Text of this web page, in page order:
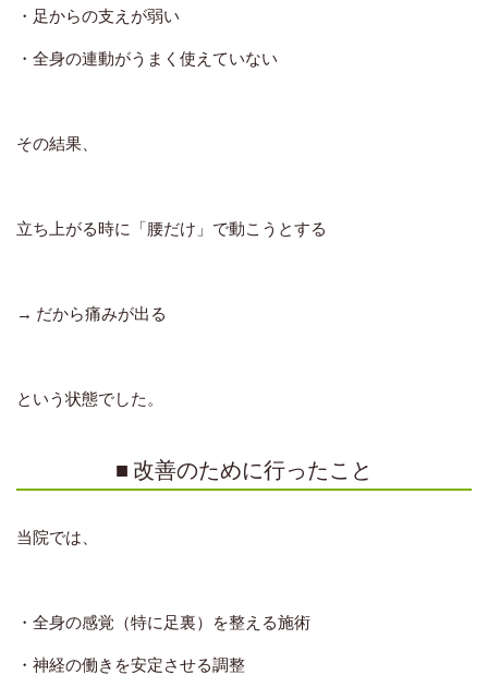
・足からの支えが弱い
・全身の連動がうまく使えていない
その結果、
立ち上がる時に「腰だけ」で動こうとする
→ だから痛みが出る
という状態でした。
■ 改善のために行ったこと
当院では、
・全身の感覚（特に足裏）を整える施術
・神経の働きを安定させる調整